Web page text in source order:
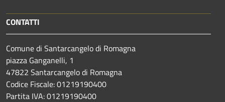
CONTATTI
Comune di Santarcangelo di Romagna
piazza Ganganelli, 1
47822 Santarcangelo di Romagna
Codice Fiscale: 01219190400
Partita IVA: 01219190400